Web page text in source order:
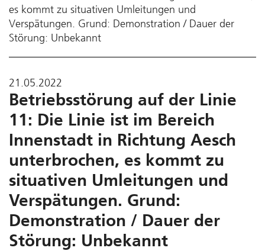
es kommt zu situativen Umleitungen und
Verspätungen. Grund: Demonstration / Dauer der
Störung: Unbekannt
21.05.2022
Betriebsstörung auf der Linie
11: Die Linie ist im Bereich
Innenstadt in Richtung Aesch
unterbrochen, es kommt zu
situativen Umleitungen und
Verspätungen. Grund:
Demonstration / Dauer der
Störung: Unbekannt